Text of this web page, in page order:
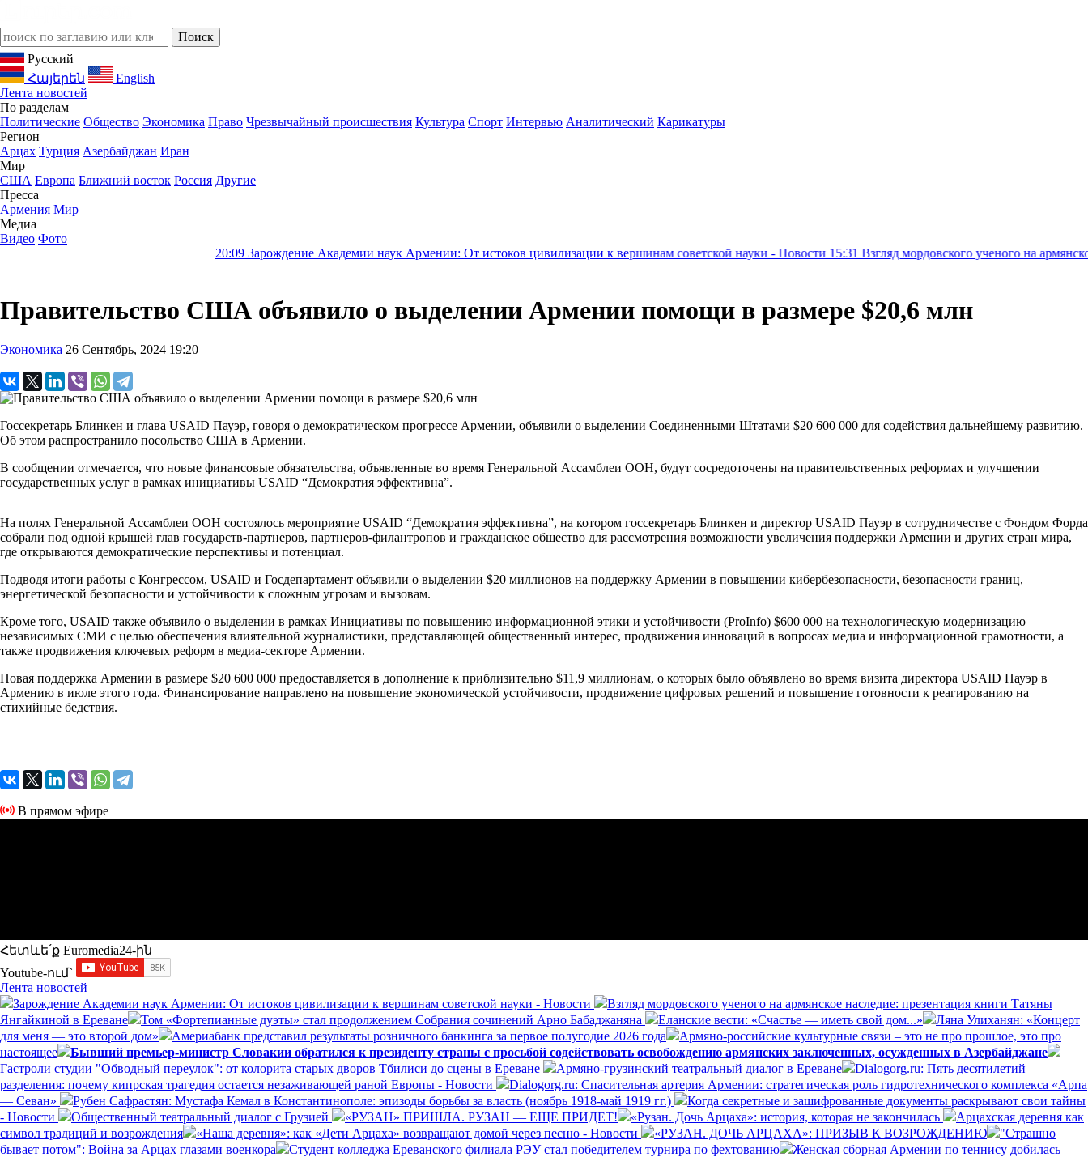
Русский
Հայերեն
English
Лента новостей
По разделам
Политические Общество Экономика Право Чрезвычайный происшествия Культура Спорт Интервью Аналитический Карикатуры
Регион
Арцах Турция Азербайджан Иран
Мир
США Европа Ближний восток Россия Другие
Пресса
Армения Мир
Медиа
Видео Фото
Зарождение Академии наук Армении: От истоков цивилизации к вершинам советской науки - Новости15:31Взгляд мордовского ученого на армянское
Правительство США объявило о выделении Армении помощи в размере $20,6 млн
Экономика 26 Сентябрь, 2024 19:20
Госсекретарь Блинкен и глава USAID Пауэр, говоря о демократическом прогрессе Армении, объявили о выделении Соединенными Штатами $20 600 000 для содействия дальнейшему развитию.
Oб этом распространило посольство США в Армении.
В сообщении отмечается, что новые финансовые обязательства, объявленные во время Генеральной Ассамблеи ООН, будут сосредоточены на правительственных реформах и улучшении
государственных услуг в рамках инициативы USAID “Демократия эффективна”.
На полях Генеральной Ассамблеи ООН состоялось мероприятие USAID “Демократия эффективна”, на котором госсекретарь Блинкен и директор USAID Пауэр в сотрудничестве с Фондом Форда
собрали под одной крышей глав государств-партнеров, партнеров-филантропов и гражданское общество для рассмотрения возможности увеличения поддержки Армении и других стран мира,
где открываются демократические перспективы и потенциал.
Подводя итоги работы с Конгрессом, USAID и Госдепартамент объявили о выделении $20 миллионов на поддержку Армении в повышении кибербезопасности, безопасности границ,
энергетической безопасности и устойчивости к сложным угрозам и вызовам.
Кроме того, USAID также объявило о выделении в рамках Инициативы по повышению информационной этики и устойчивости (ProInfo) $600 000 на технологическую модернизацию
независимых СМИ с целью обеспечения влиятельной журналистики, представляющей общественный интерес, продвижения инноваций в вопросах медиа и информационной грамотности, а
также продвижения ключевых реформ в медиа-секторе Армении.
Новая поддержка Армении в размере $20 600 000 предоставляется в дополнение к приблизительно $11,9 миллионам, о которых было объявлено во время визита директора USAID Пауэр в
Армению в июле этого года. Финансирование направлено на повышение экономической устойчивости, продвижение цифровых решений и повышение готовности к реагированию на
стихийные бедствия.
В прямом эфире
Հետևե՛ք Euromedia24-ին
Youtube-ում`
Лента новостей
Зарождение Академии наук Армении: От истоков цивилизации к вершинам советской науки - Новости
Взгляд мордовского ученого на армянское наследие: презентация книги Татяны
Янгайкиной в Ереване
Том «Фортепианные дуэты» стал продолжением Собрания сочинений Арно Бабаджаняна Еланские вести: «Счастье — иметь свой дом...»
Ляна Улиханян: «Концерт
для меня — это второй дом»
Америабанк представил результаты розничного банкинга за первое полугодие 2026 года
Армяно-российские культурные связи – это не про прошлое, это про
настоящее
Бывший премьер-министр Словакии обратился к президенту страны с просьбой содействовать освобождению армянских заключенных, осужденных в Азербайджане
Гастроли студии "Обводный переулок": от колорита старых дворов Тбилиси до сцены в Ереване
Армяно-грузинский театральный диалог в Ереване
Dialogorg.ru: Пять десятилетий
разделения: почему кипрская трагедия остается незаживающей раной Европы - Новости
Dialogorg.ru: Спасительная артерия Армении: стратегическая роль гидротехнического комплекса «Арпа
— Севан»
Рубен Сафрастян: Мустафа Кемал в Константинополе: эпизоды борьбы за власть (ноябрь 1918-май 1919 гг.)
Когда секретные и зашифрованные документы раскрывают свои тайны
- Новости
Общественный театральный диалог с Грузией «РУЗАН» ПРИШЛА. РУЗАН — ЕЩЕ ПРИДЕТ! «Рузан. Дочь Арцаха»: история, которая не закончилась
Арцахская деревня как
символ традиций и возрождения
«Наша деревня»: как «Дети Арцаха» возвращают домой через песню - Новости «РУЗАН. ДОЧЬ АРЦАХА»: ПРИЗЫВ К ВОЗРОЖДЕНИЮ
"Страшно
бывает потом": Война за Арцах глазами военкора
Студент колледжа Ереванского филиала РЭУ стал победителем турнира по фехтованию
Женская сборная Армении по теннису добилась